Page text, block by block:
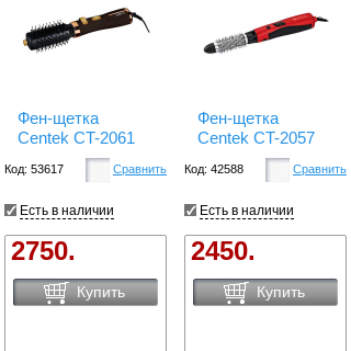
Фен-щетка
Centek CT-2061
Код: 53617 Сравнить
Есть в наличии
2750.
Купить
Фен-щетка
Centek CT-2057
Код: 42588 Сравнить
Есть в наличии
2450.
Купить